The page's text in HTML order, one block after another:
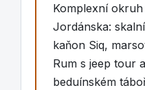
Komplexní
Jordánska:
kaňon Siq,
Rum s jeep tour
beduínském